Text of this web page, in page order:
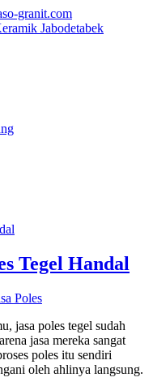
granit.com
Tegel Handal
Poles
jasa poles tegel sudah
jasa mereka sangat
poles itu sendiri
oleh ahlinya langsung.